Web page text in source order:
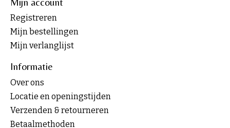
Registreren
Mijn bestellingen
Mijn verlanglijst
Informatie
Over ons
Locatie en openingstijden
Verzenden & retourneren
Betaalmethoden